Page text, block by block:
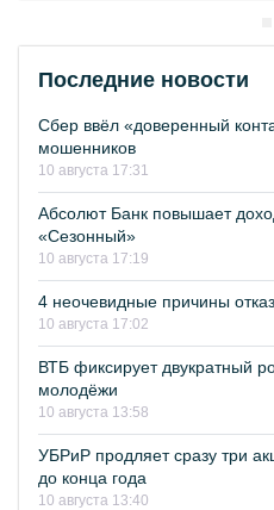
Последние новости
Сбер ввёл «доверенный
мошенников
10 августа 17:31
Абсолют Банк повышает
«Сезонный»
10 августа 17:19
4 неочевидные причины
10 августа 17:02
ВТБ фиксирует двукратный
молодёжи
10 августа 13:58
УБРиР продляет сразу три
до конца года
10 августа 13:40